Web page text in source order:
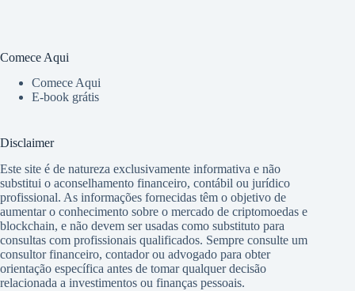
Comece Aqui
Comece Aqui
E-book grátis
Disclaimer
Este site é de natureza exclusivamente informativa e não
substitui o aconselhamento financeiro, contábil ou jurídico
profissional. As informações fornecidas têm o objetivo de
aumentar o conhecimento sobre o mercado de criptomoedas e
blockchain, e não devem ser usadas como substituto para
consultas com profissionais qualificados. Sempre consulte um
consultor financeiro, contador ou advogado para obter
orientação específica antes de tomar qualquer decisão
relacionada a investimentos ou finanças pessoais.